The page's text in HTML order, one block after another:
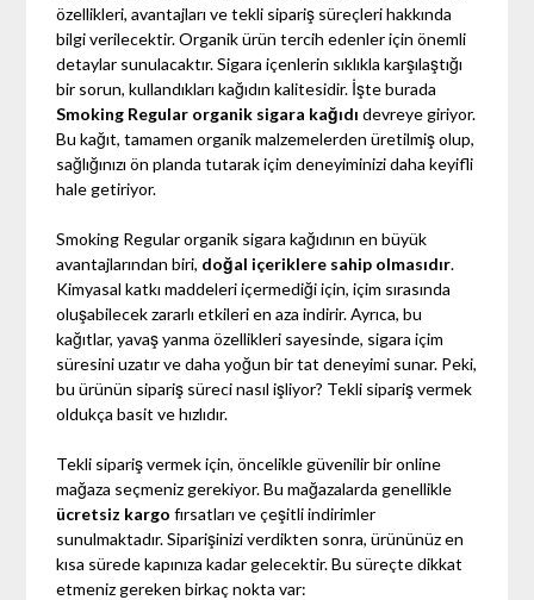
özellikleri, avantajları ve tekli sipariş süreçleri hakkında
bilgi verilecektir. Organik ürün tercih edenler için önemli
detaylar sunulacaktır. Sigara içenlerin sıklıkla karşılaştığı
bir sorun, kullandıkları kağıdın kalitesidir. İşte burada
Smoking Regular organik sigara kağıdı devreye giriyor.
Bu kağıt, tamamen organik malzemelerden üretilmiş olup,
sağlığınızı ön planda tutarak içim deneyiminizi daha keyifli
hale getiriyor.
Smoking Regular organik sigara kağıdının en büyük
avantajlarından biri, doğal içeriklere sahip olmasıdır.
Kimyasal katkı maddeleri içermediği için, içim sırasında
oluşabilecek zararlı etkileri en aza indirir. Ayrıca, bu
kağıtlar, yavaş yanma özellikleri sayesinde, sigara içim
süresini uzatır ve daha yoğun bir tat deneyimi sunar. Peki,
bu ürünün sipariş süreci nasıl işliyor? Tekli sipariş vermek
oldukça basit ve hızlıdır.
Tekli sipariş vermek için, öncelikle güvenilir bir online
mağaza seçmeniz gerekiyor. Bu mağazalarda genellikle
ücretsiz kargo fırsatları ve çeşitli indirimler
sunulmaktadır. Siparişinizi verdikten sonra, ürününüz en
kısa sürede kapınıza kadar gelecektir. Bu süreçte dikkat
etmeniz gereken birkaç nokta var: